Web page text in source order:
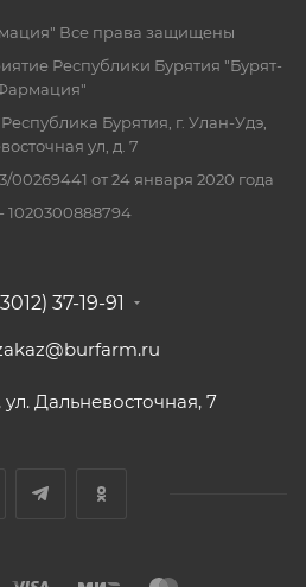
Все права защищены
Республики Бурятия "Бурят-
Бурятия, г. Улан-Удэ,
ул, д. 7
00269441 от 24 января 2020 года
1020300888794
37-19-91
ул. Дальневосточная, 7